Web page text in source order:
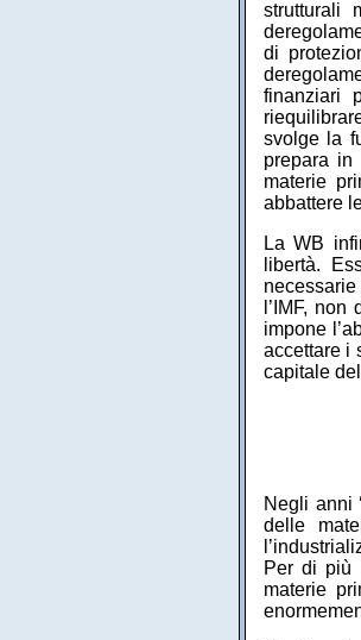
strutturali
di
finanziari
svolge la
prepara in
materie
abbattere
La WB
libertà.
l’IMF,
impone
accettare i
capitale
Negli anni
delle
Per di più
materie